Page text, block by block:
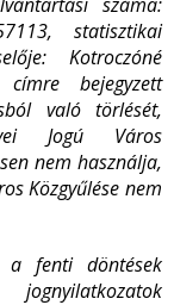
statisztikai
Kotroczóné
bejegyzett
való törlését,
Jogú Város
nem használja,
Közgyűlése nem
a fenti döntések